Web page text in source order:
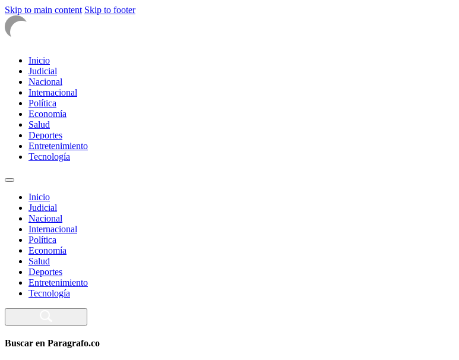
Skip to main content Skip to footer
Inicio
Judicial
Nacional
Internacional
Política
Economía
Salud
Deportes
Entretenimiento
Tecnología
Inicio
Judicial
Nacional
Internacional
Política
Economía
Salud
Deportes
Entretenimiento
Tecnología
Buscar en Paragrafo.co